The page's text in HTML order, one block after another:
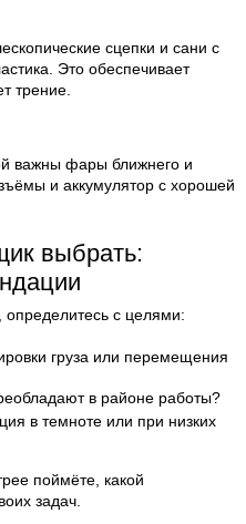
сцепки и сани с
Это обеспечивает
трение.
важны фары ближнего и
и аккумулятор с хорошей
выбрать:
с целями:
груза или перемещения
в районе работы?
в темноте или при низких
поймёте, какой
задач.